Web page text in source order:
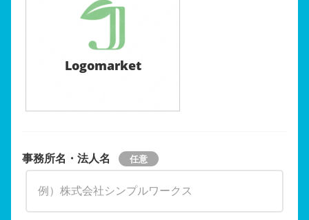
Logomarket
事務所名・法人名